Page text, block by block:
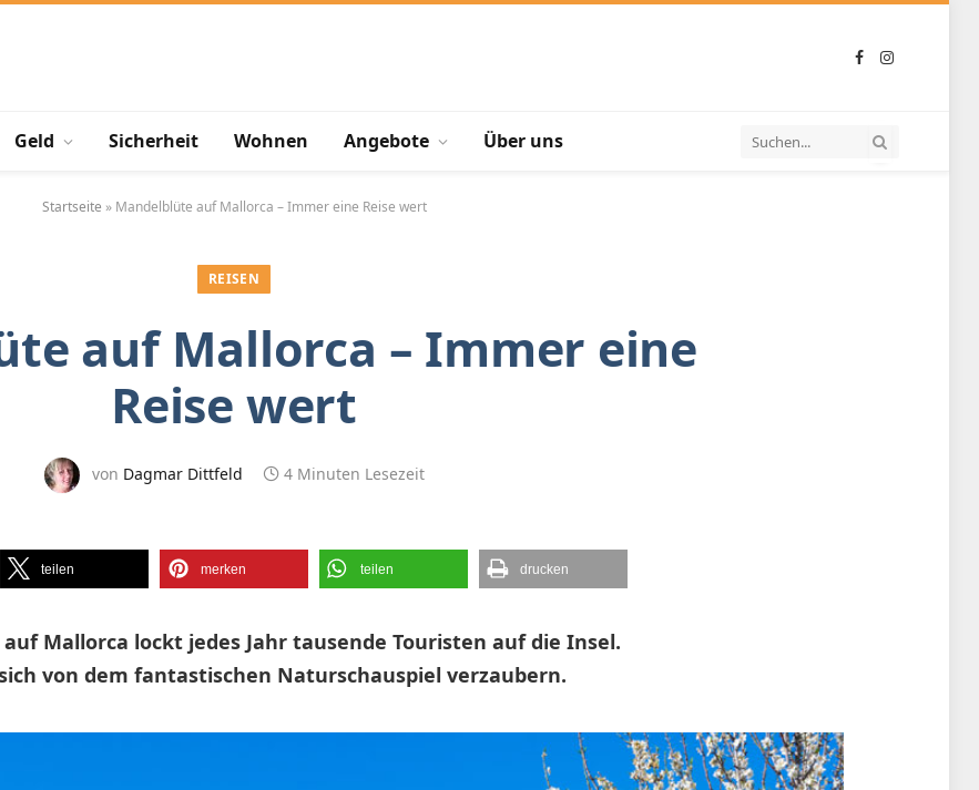
FacebookInstagram
Geld Sicherheit Wohnen Angebote Über uns
Startseite » Mandelblüte auf Mallorca – Immer eine Reise wert
REISEN
auf Mallorca – Immer eine
Reise wert
von Dagmar Dittfeld 4 Minuten Lesezeit
teilen merken teilen drucken
Mallorca lockt jedes Jahr tausende Touristen auf die Insel.
von dem fantastischen Naturschauspiel verzaubern.